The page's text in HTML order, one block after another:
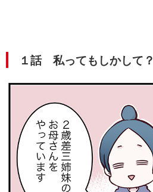
１話 私ってもしかして？